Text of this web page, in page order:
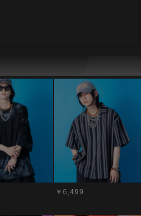
￥6,499